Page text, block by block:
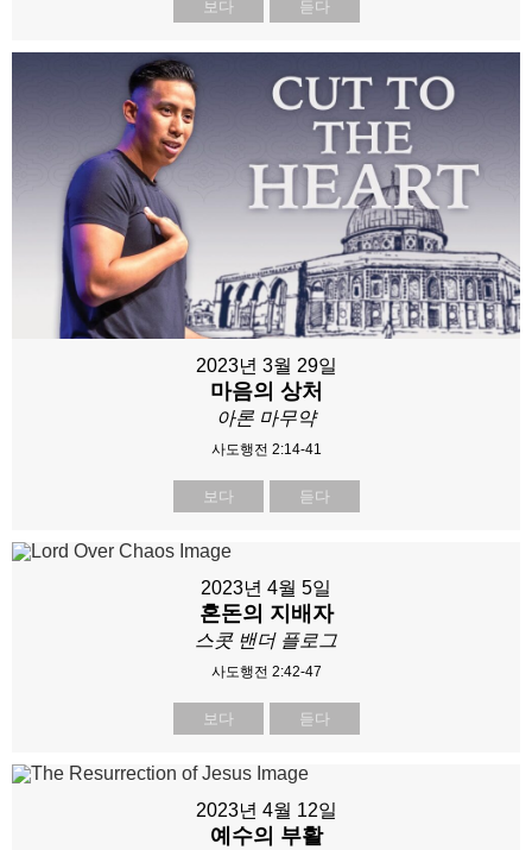
보다 듣다
2023년 3월 29일
마음의 상처
아론 마무약
사도행전 2:14-41
보다 듣다
2023년 4월 5일
혼돈의 지배자
스콧 밴더 플로그
사도행전 2:42-47
보다 듣다
2023년 4월 12일
예수의 부활